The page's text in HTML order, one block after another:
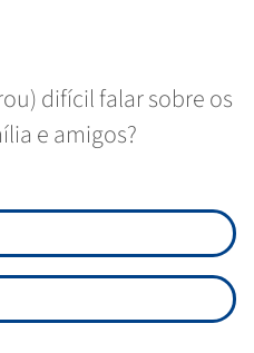
difícil falar sobre os
e amigos?